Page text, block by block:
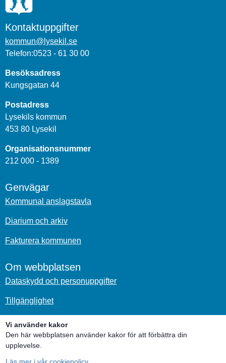
Vi använder kakor
Den här webbplatsen använder kakor för att förbättra din
upplevelse.
Läs mer i vår cookiepolicy
Kontaktuppgifter
kommun@lysekil.se
Telefon:0523 - 61 30 00
Besöksadress
Kungsgatan 44
Postadress
Lysekils kommun
453 80 Lysekil
Organisationsnummer
212 000 - 1389
Genvägar
Kommunal anslagstavla
Diarium och arkiv
Fakturera kommunen
Om webbplatsen
Dataskydd och personuppgifter
Tillgänglighet
Om kakor
Sociala medier